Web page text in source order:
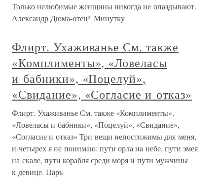
Только нелюбимые женщины никогда не опаздывают.
Александр Дюма-отец* Минутку
Флирт. Ухаживанье См. также
«Комплименты», «Ловеласы
и бабники», «Поцелуй»,
«Свидание», «Согласие и отказ»
Флирт. Ухаживанье См. также «Комплименты»,
«Ловеласы и бабники», «Поцелуй», «Свидание»,
«Согласие и отказ» Три вещи непостижимы для меня,
и четырех я не понимаю: пути орла на небе, пути змея
на скале, пути корабля среди моря и пути мужчины
к девице. Царь